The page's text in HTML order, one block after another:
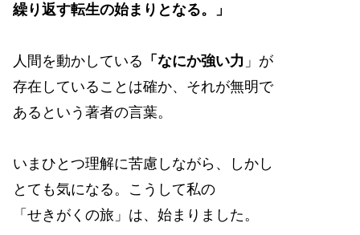
繰り返す転生の始まりとなる。」
人間を動かしている 「なにか強い力 」が
存在していることは確か、それが無明で
あるという著者の言葉。
いまひとつ理解に苦慮しながら、しかし
とても気になる。こうして私の
「せきがくの旅」は、始まりました。